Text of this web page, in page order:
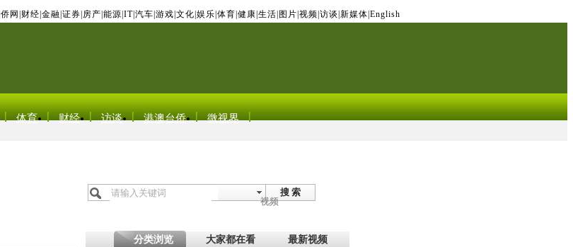
侨网 财经 金融 证券 房产 能源 IT| 汽车 游戏 文化 娱乐 体育 健康 生活 图片 视频 访谈 新媒体 English
体育 财经 访谈 港澳台侨 微视界
搜 索
视频
分类浏览 大家都在看 最新视频